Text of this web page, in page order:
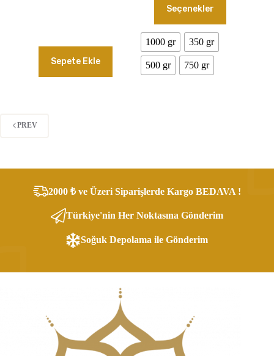
Sepete Ekle
Seçenekler
ürünün
fazla
varyasyonu
var.
Seçenekler
ürün
1000 gr 350 gr
500 gr 750 gr
PREV
2000 ₺ ve Üzeri Siparişlerde Kargo BEDAVA !
Türkiye'nin Her Noktasına Gönderim
Soğuk Depolama ile Gönderim